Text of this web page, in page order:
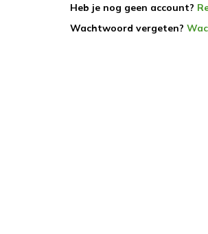
Heb je nog geen account?
Wachtwoord vergeten?